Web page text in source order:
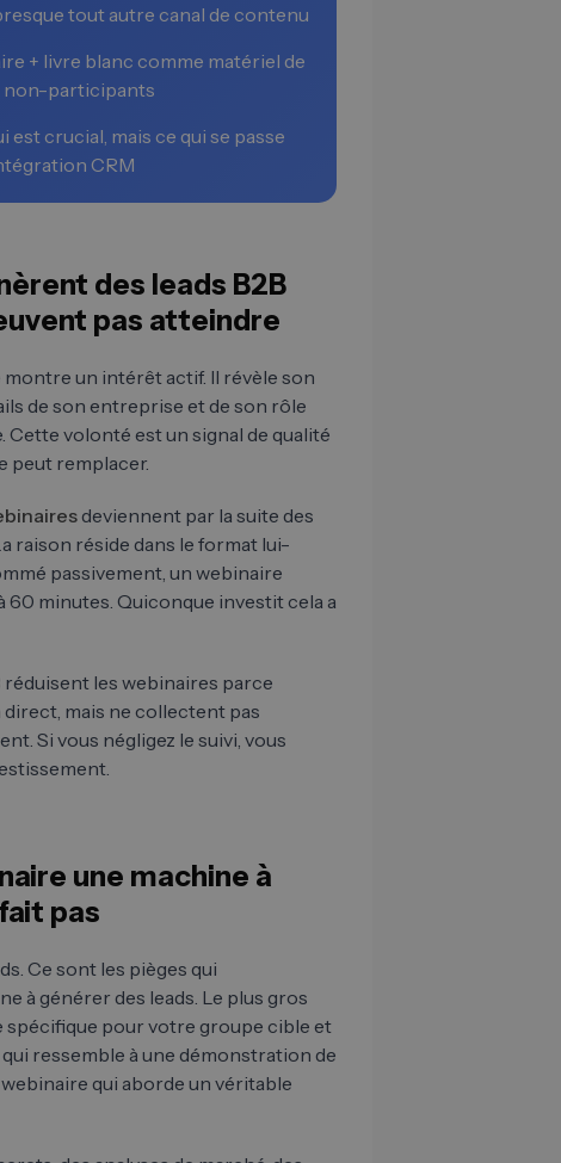
tout autre canal de contenu
+ livre blanc comme matériel de
non-participants
crucial, mais ce qui se passe
CRM
des leads B2B
pas atteindre
un intérêt actif. Il révèle son
de son entreprise et de son rôle
Cette volonté est un signal de qualité
peut remplacer.
deviennent par la suite des
raison réside dans le format lui-
passivement, un webinaire
minutes. Quiconque investit cela a
réduisent les webinaires parce
mais ne collectent pas
Si vous négligez le suivi, vous
une machine à
pas
Ce sont les pièges qui
à générer des leads. Le plus gros
spécifique pour votre groupe cible et
ressemble à une démonstration de
qui aborde un véritable